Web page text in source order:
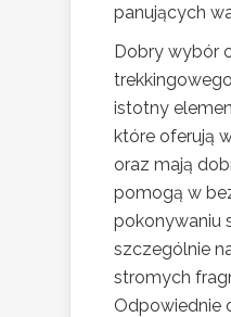
panujących
Dobry wybór
istotny
które oferują
oraz mają
pomogą w
pokonywaniu
szczególnie
stromych
Odpowiednie